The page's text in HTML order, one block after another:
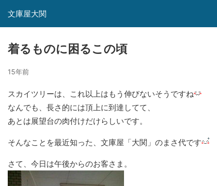
文庫屋大関
着るものに困るこの頃
15年前
スカイツリーは、これ以上はもう伸びないそうですね
なんでも、長さ的には頂上に到達してて、
あとは展望台の肉付けだけらしいです。
そんなことを最近知った、文庫屋「大関」のまさ代です
さて、今日は午後からのお客さま。